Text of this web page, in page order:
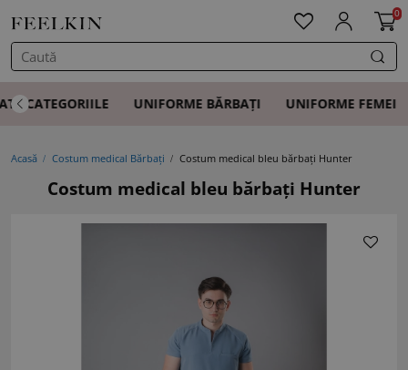
0
CATEGORIILE UNIFORME BĂRBAȚI UNIFORME FEMEI
Acasă Costum medical Bărbați Costum medical bleu bărbați Hunter
Costum medical bleu bărbați Hunter